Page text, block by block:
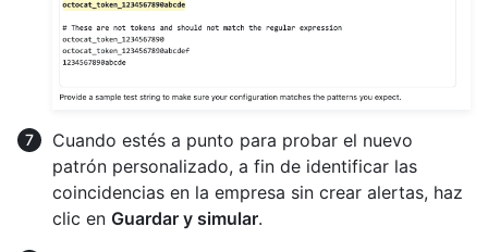
Cuando estés a punto para probar el nuevo
patrón personalizado, a fin de identificar las
coincidencias en la empresa sin crear alertas, haz
clic en Guardar y simular.